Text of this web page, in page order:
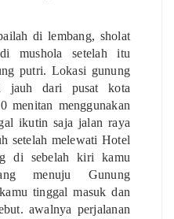
di lembang, sholat
mushola setelah itu
putri. Lokasi gunung
jauh dari pusat kota
menitan menggunakan
ikutin saja jalan raya
setelah melewati Hotel
di sebelah kiri kamu
menuju Gunung
tinggal masuk dan
awalnya perjalanan